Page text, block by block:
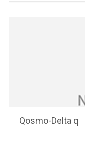
Qosmo-Delta q